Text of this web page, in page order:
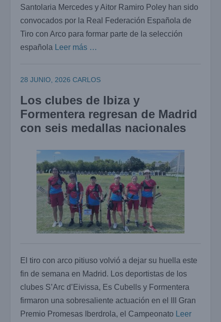
Santolaria Mercedes y Aitor Ramiro Poley han sido
convocados por la Real Federación Española de
Tiro con Arco para formar parte de la selección
española
Leer más …
28 JUNIO, 2026 CARLOS
Los clubes de Ibiza y
Formentera regresan de Madrid
con seis medallas nacionales
El tiro con arco pitiuso volvió a dejar su huella este
fin de semana en Madrid. Los deportistas de los
clubes S’Arc d’Eivissa, Es Cubells y Formentera
firmaron una sobresaliente actuación en el III Gran
Premio Promesas Iberdrola, el Campeonato
Leer